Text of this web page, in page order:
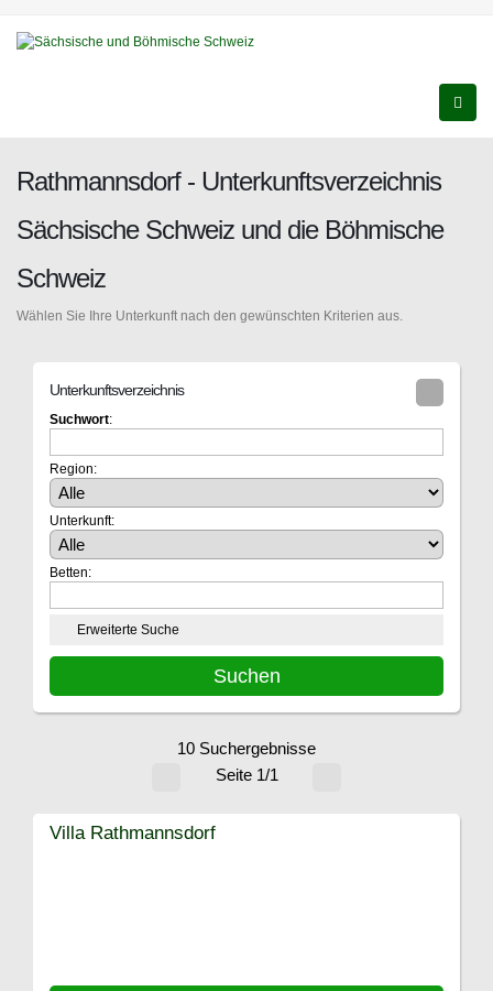
Rathmannsdorf - Unterkunftsverzeichnis
Sächsische Schweiz und die Böhmische
Schweiz
Wählen Sie Ihre Unterkunft nach den gewünschten Kriterien aus.
Unterkunftsverzeichnis
Suchwort:
Region:
Unterkunft:
Betten:
Erweiterte Suche
10 Suchergebnisse
Seite 1/1
Villa Rathmannsdorf